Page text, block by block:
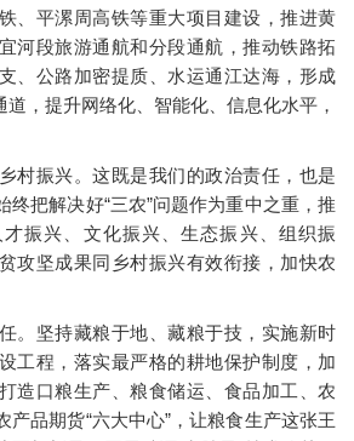
、平漯周高铁等重大项目建设，推进黄
河段旅游通航和分段通航，推动铁路拓
、公路加密提质、水运通江达海，形成
道，提升网络化、智能化、信息化水平，
振兴。这既是我们的政治责任，也是
终把解决好“三农”问题作为重中之重，推
振兴、文化振兴、生态振兴、组织振
攻坚成果同乡村振兴有效衔接，加快农
坚持藏粮于地、藏粮于技，实施新时
工程，落实最严格的耕地保护制度，加
造口粮生产、粮食储运、食品加工、农
产品期货“六大中心”，让粮食生产这张王